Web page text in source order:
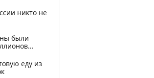
никто не
были
еду из